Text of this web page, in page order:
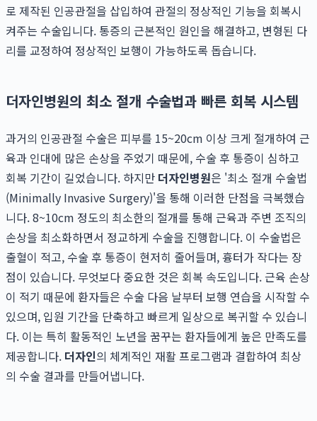
로 제작된 인공관절을 삽입하여 관절의 정상적인 기능을 회복시
켜주는 수술입니다. 통증의 근본적인 원인을 해결하고, 변형된 다
리를 교정하여 정상적인 보행이 가능하도록 돕습니다.
더자인병원의 최소 절개 수술법과 빠른 회복 시스템
과거의 인공관절 수술은 피부를 15~20cm 이상 크게 절개하여 근
육과 인대에 많은 손상을 주었기 때문에, 수술 후 통증이 심하고
회복 기간이 길었습니다. 하지만 더자인병원은 '최소 절개 수술법
(Minimally Invasive Surgery)'을 통해 이러한 단점을 극복했습
니다. 8~10cm 정도의 최소한의 절개를 통해 근육과 주변 조직의
손상을 최소화하면서 정교하게 수술을 진행합니다. 이 수술법은
출혈이 적고, 수술 후 통증이 현저히 줄어들며, 흉터가 작다는 장
점이 있습니다. 무엇보다 중요한 것은 회복 속도입니다. 근육 손상
이 적기 때문에 환자들은 수술 다음 날부터 보행 연습을 시작할 수
있으며, 입원 기간을 단축하고 빠르게 일상으로 복귀할 수 있습니
다. 이는 특히 활동적인 노년을 꿈꾸는 환자들에게 높은 만족도를
제공합니다. 더자인의 체계적인 재활 프로그램과 결합하여 최상
의 수술 결과를 만들어냅니다.